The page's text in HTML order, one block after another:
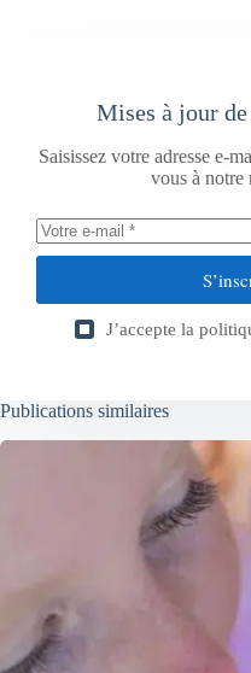
Mises à jour
Saisissez votre adresse e-
vous à notre
J’accepte la
Publications similaires